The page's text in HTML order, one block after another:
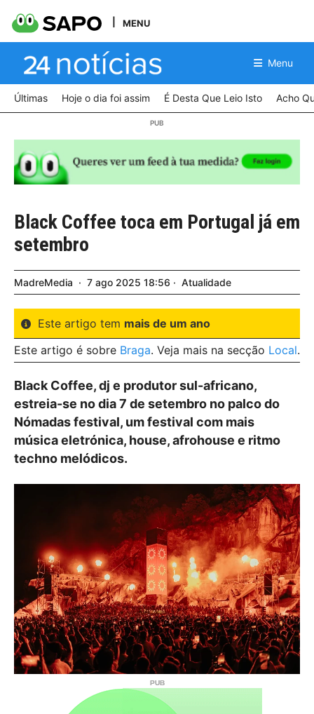
MENU
Menu
Últimas Hoje o dia foi assim É Desta Que Leio Isto Acho
Black Coffee toca em Portugal já em
setembro
MadreMedia 7 ago 2025 18:56 Atualidade
Este artigo tem mais de um ano
Este artigo é sobre Braga. Veja mais na secção Local.
Black Coffee, dj e produtor sul-africano,
estreia-se no dia 7 de setembro no palco do
Nómadas festival, um festival com mais
música eletrónica, house, afrohouse e ritmo
techno melódicos.